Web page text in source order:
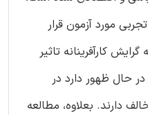
مورد آزمون قرار
کارآفرینانه تاثیر
حال ظهور دارد در
دارند. بعلاوه، مطالعه